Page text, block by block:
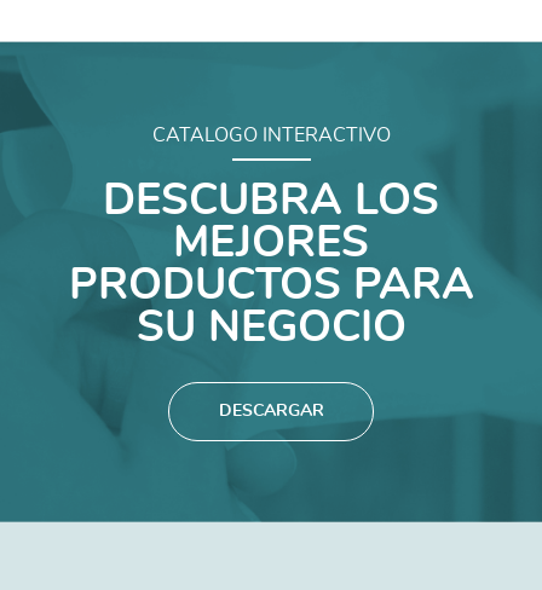
CATALOGO INTERACTIVO
DESCUBRA LOS
MEJORES
PRODUCTOS PARA
SU NEGOCIO
DESCARGAR